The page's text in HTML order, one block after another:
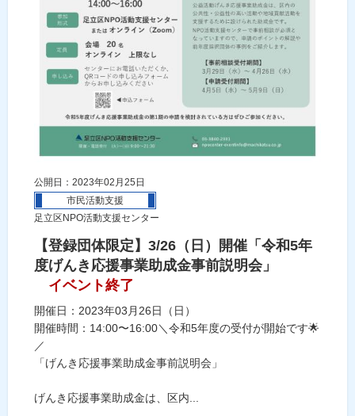
公開日：2023年02月25日
市民活動支援
足立区NPO活動支援センター
【登録団体限定】3/26（日）開催「令和5年
度げんき応援事業助成金事前説明会」
イベント終了
開催日：2023年03月26日（日）
開催時間：14:00〜16:00＼令和5年度の受付が開始です🌟
／
「げんき応援事業助成金事前説明会」
げんき応援事業助成金は、区内...